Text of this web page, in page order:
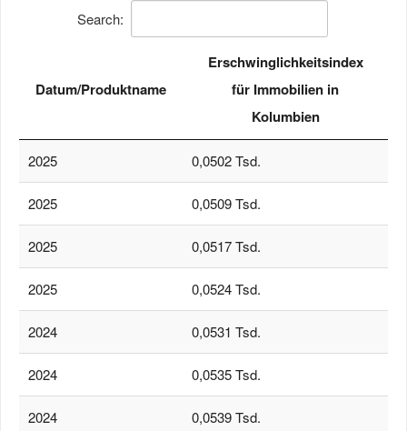
Search:
Datum/Produktname
Erschwinglichkeitsindex
für Immobilien in
Kolumbien
2025 0,0502 Tsd.
2025 0,0509 Tsd.
2025 0,0517 Tsd.
2025 0,0524 Tsd.
2024 0,0531 Tsd.
2024 0,0535 Tsd.
2024 0,0539 Tsd.